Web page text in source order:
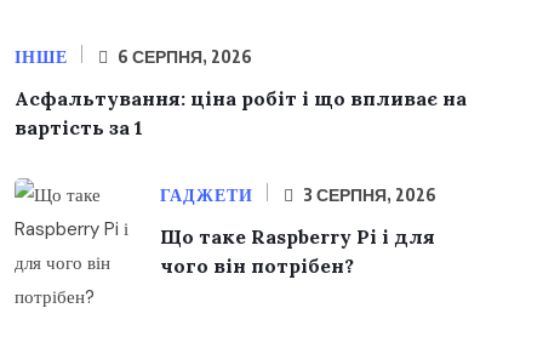
ІНШЕ 6 СЕРПНЯ, 2026
Асфальтування: ціна робіт і що впливає на
вартість за 1
ГАДЖЕТИ 3 СЕРПНЯ, 2026
Що таке Raspberry Pi і для
чого він потрібен?